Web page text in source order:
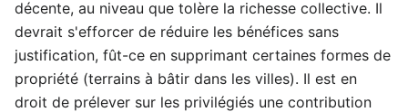
décente, au niveau que tolère la richesse collective. Il
devrait s'efforcer de réduire les bénéfices sans
justification, fût-ce en supprimant certaines formes de
propriété (terrains à bâtir dans les villes). Il est en
droit de prélever sur les privilégiés une contribution